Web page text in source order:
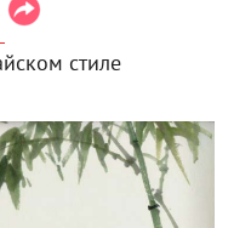
стиле